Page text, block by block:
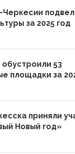
за 2025 год
53
площадки за
приняли
Новый год»